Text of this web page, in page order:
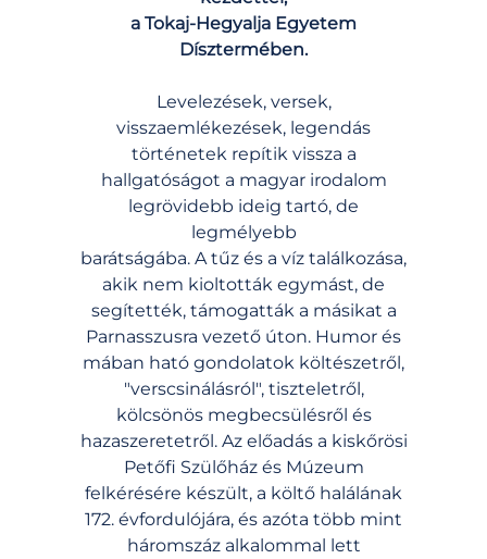
a Tokaj-Hegyalja Egyetem
Dísztermében.
Levelezések, versek,
visszaemlékezések, legendás
történetek repítik vissza a
hallgatóságot a magyar irodalom
legrövidebb ideig tartó, de
legmélyebb
barátságába. A tűz és a víz találkozása,
akik nem kioltották egymást, de
segítették, támogatták a másikat a
Parnasszusra vezető úton. Humor és
mában ható gondolatok költészetről,
"verscsinálásról", tiszteletről,
kölcsönös megbecsülésről és
hazaszeretetről. Az előadás a kiskőrösi
Petőfi Szülőház és Múzeum
felkérésére készült, a költő halálának
172. évfordulójára, és azóta több mint
háromszáz alkalommal lett